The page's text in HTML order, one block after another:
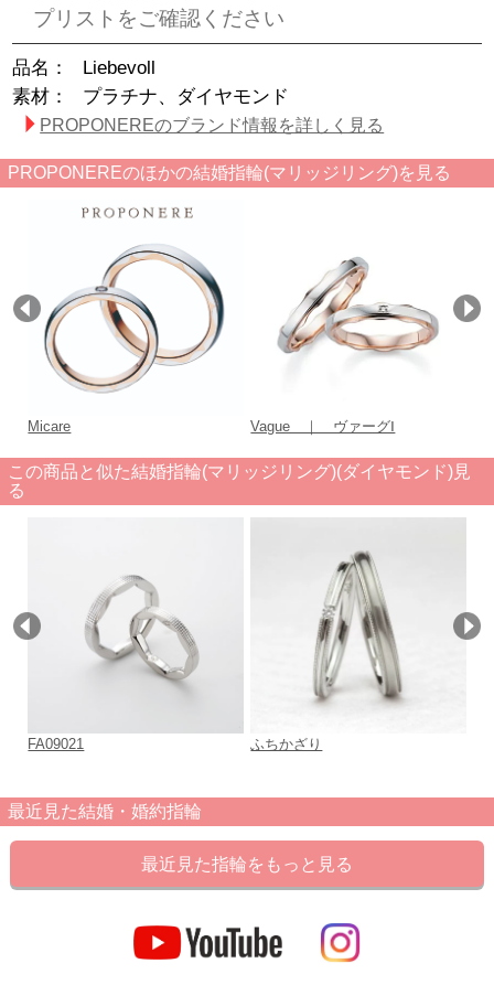
プリストをご確認ください
品名：
Liebevoll
素材：
プラチナ、ダイヤモンド
PROPONEREのブランド情報を詳しく見る
PROPONEREのほかの結婚指輪(マリッジリング)を見る
Micare Vague ｜ ヴァーグⅠ
この商品と似た結婚指輪(マリッジリング)(ダイヤモンド)見
る
FA09021 ふちかざり
最近見た結婚・婚約指輪
最近見た指輪をもっと見る